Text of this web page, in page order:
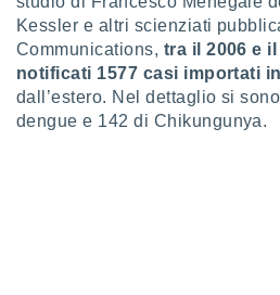
la
della
creare
la
Kessler e altri scienziati
Communications, tra il 2006 e
notificati 1577 casi importati
dall’estero. Nel dettaglio si
dengue e 142 di Chikungunya.